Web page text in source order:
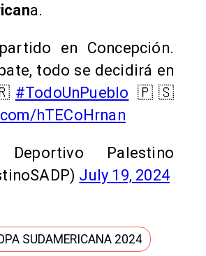
a.
en Concepción.
todo se decidirá en
#TodoUnPueblo 🇵🇸
hTECoHrnan
Palestino
July 19, 2024
SUDAMERICANA 2024